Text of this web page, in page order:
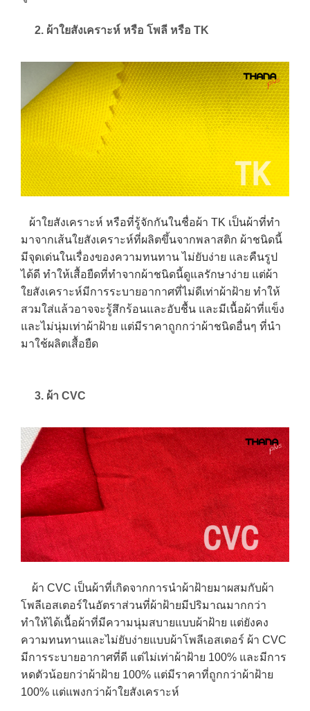
2. ผ้าใยสังเคราะห์ หรือ โพลี หรือ TK
ผ้าใยสังเคราะห์ หรือที่รู้จักกันในชื่อผ้า TK เป็นผ้าที่ทำ
มาจากเส้นใยสังเคราะห์ที่ผลิตขึ้นจากพลาสติก ผ้าชนิดนี้
มีจุดเด่นในเรื่องของความทนทาน ไม่ยับง่าย และคืนรูป
ได้ดี ทำให้เสื้อยืดที่ทำจากผ้าชนิดนี้ดูแลรักษาง่าย แต่ผ้า
ใยสังเคราะห์มีการระบายอากาศที่ไม่ดีเท่าผ้าฝ้าย ทำให้
สวมใส่แล้วอาจจะรู้สึกร้อนและอับชื้น และมีเนื้อผ้าที่แข็ง
และไม่นุ่มเท่าผ้าฝ้าย แต่มีราคาถูกกว่าผ้าชนิดอื่นๆ ที่นำ
มาใช้ผลิตเสื้อยืด
3. ผ้า CVC
ผ้า CVC เป็นผ้าที่เกิดจากการนำผ้าฝ้ายมาผสมกับผ้า
โพลีเอสเตอร์ในอัตราส่วนที่ผ้าฝ้ายมีปริมาณมากกว่า
ทำให้ได้เนื้อผ้าที่มีความนุ่มสบายแบบผ้าฝ้าย แต่ยังคง
ความทนทานและไม่ยับง่ายแบบผ้าโพลีเอสเตอร์ ผ้า CVC
มีการระบายอากาศที่ดี แต่ไม่เท่าผ้าฝ้าย 100% และมีการ
หดตัวน้อยกว่าผ้าฝ้าย 100% แต่มีราคาที่ถูกกว่าผ้าฝ้าย
100% แต่แพงกว่าผ้าใยสังเคราะห์